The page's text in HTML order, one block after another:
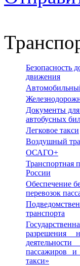
Безопасность
движения
Документы
автобусных
Легковое такси
Воздушный
ОСАГО+
Транспортная
России
Обеспечение
перевозок
транспорта
разрешения
пассажиров
такси»